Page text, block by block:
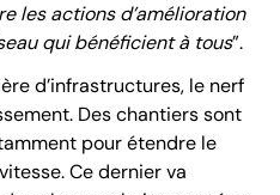
les actions d’amélioration
qui bénéficient à tous”.
d’infrastructures, le nerf
Des chantiers sont
pour étendre le
Ce dernier va